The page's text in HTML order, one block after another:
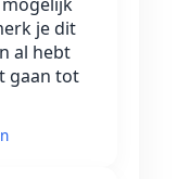
je dit
al hebt
gaan tot